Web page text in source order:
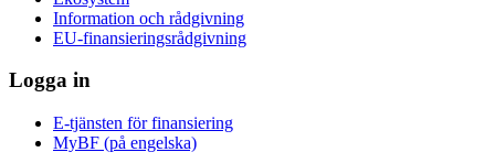
Information och rådgivning
EU-finansieringsrådgivning
Logga in
E-tjänsten för finansiering
MyBF (på engelska)